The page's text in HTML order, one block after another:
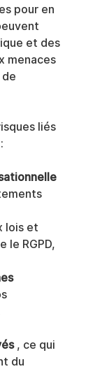
pour en
et des
menaces
liés
lois et
le RGPD,
, ce qui
du